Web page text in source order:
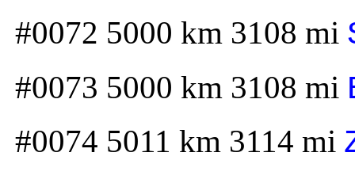
#0072 5000 km 3108 mi
#0073 5000 km 3108 mi
#0074 5011 km 3114 mi